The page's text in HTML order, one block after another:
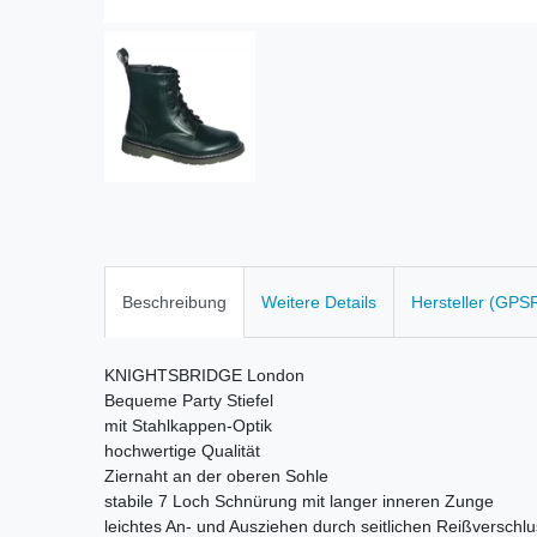
Beschreibung Weitere Details Hersteller
KNIGHTSBRIDGE London
Bequeme Party Stiefel
mit Stahlkappen-Optik
hochwertige Qualität
Ziernaht an der oberen Sohle
stabile 7 Loch Schnürung mit langer inneren Zunge
leichtes An- und Ausziehen durch seitlichen